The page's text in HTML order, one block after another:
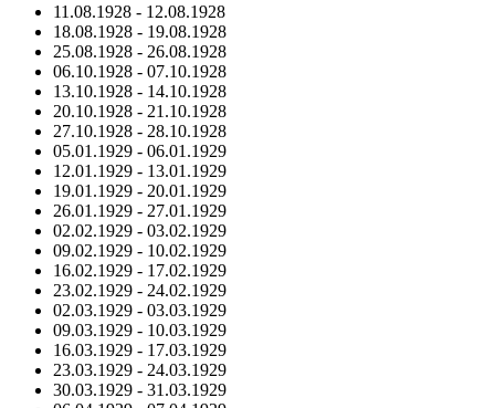
11.08.1928 - 12.08.1928
18.08.1928 - 19.08.1928
25.08.1928 - 26.08.1928
06.10.1928 - 07.10.1928
13.10.1928 - 14.10.1928
20.10.1928 - 21.10.1928
27.10.1928 - 28.10.1928
05.01.1929 - 06.01.1929
12.01.1929 - 13.01.1929
19.01.1929 - 20.01.1929
26.01.1929 - 27.01.1929
02.02.1929 - 03.02.1929
09.02.1929 - 10.02.1929
16.02.1929 - 17.02.1929
23.02.1929 - 24.02.1929
02.03.1929 - 03.03.1929
09.03.1929 - 10.03.1929
16.03.1929 - 17.03.1929
23.03.1929 - 24.03.1929
30.03.1929 - 31.03.1929